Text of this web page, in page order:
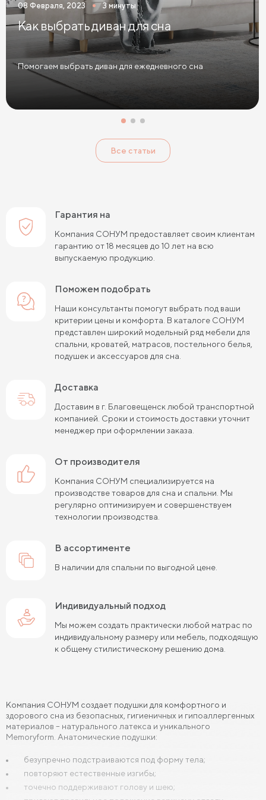
08 Февраля, 2023 3 минуты
Как выбрать диван для сна
Помогаем выбрать диван для ежедневного сна
Все статьи
Гарантия на
Компания СОНУМ предоставляет своим клиентам
гарантию от 18 месяцев до 10 лет на всю
выпускаемую продукцию.
Поможем подобрать
Наши консультанты помогут выбрать под ваши
критерии цены и комфорта. В каталоге СОНУМ
представлен широкий модельный ряд мебели для
спальни, кроватей, матрасов, постельного белья,
подушек и аксессуаров для сна.
Доставка
Доставим в г. Благовещенск любой транспортной
компанией. Сроки и стоимость доставки уточнит
менеджер при оформлении заказа.
от производителя
Компания СОНУМ специализируется на
производстве товаров для сна и спальни. Мы
регулярно оптимизируем и совершенствуем
технологии производства.
в ассортименте
В наличии для спальни по выгодной цене.
Индивидуальный подход
Мы можем создать практически любой матрас по
индивидуальному размеру или мебель, подходящую
к общему стилистическому решению дома.
Компания СОНУМ создает подушки для комфортного и
здорового сна из безопасных, гигиеничных и гипоаллергенных
материалов – натурального латекса и уникального
Memoryform. Анатомические подушки:
безупречно подстраиваются под форму тела;
повторяют естественные изгибы;
точечно поддерживают голову и шею;